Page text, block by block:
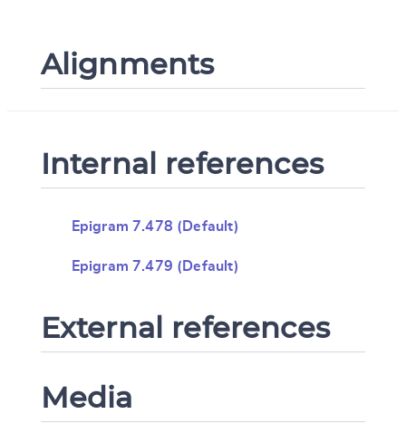
Alignments
Internal references
Epigram 7.478 (Default)
Epigram 7.479 (Default)
External references
Media